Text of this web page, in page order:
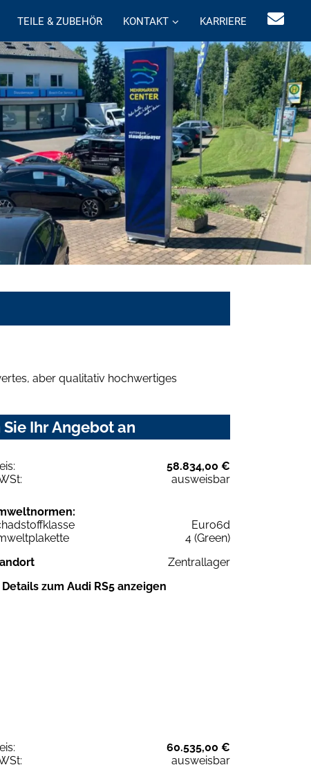
TEILE & ZUBEHÖR KONTAKT KARRIERE
aber qualitativ hochwertiges
Ihr Angebot an
58.834,00 €
ausweisbar
Euro6d
4 (Green)
Zentrallager
Details zum Audi RS5 anzeigen
60.535,00 €
ausweisbar